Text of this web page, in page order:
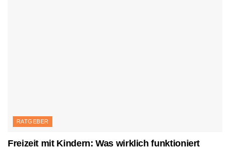
RATGEBER
Freizeit mit Kindern: Was wirklich funktioniert